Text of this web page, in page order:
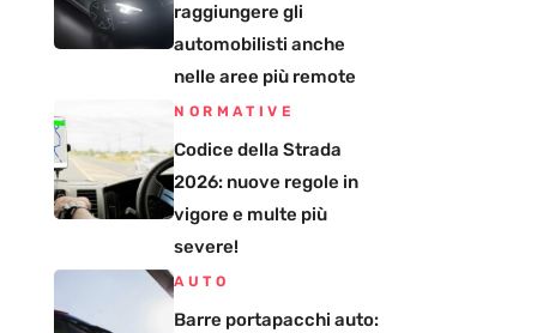
raggiungere gli
automobilisti anche
nelle aree più remote
NORMATIVE
Codice della Strada
2026: nuove regole in
vigore e multe più
severe!
AUTO
Barre portapacchi auto: